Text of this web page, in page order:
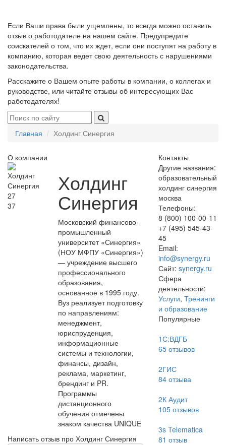
Если Ваши права были ущемлены, то всегда можно оставить
отзыв о работодателе на нашем сайте. Предупредите
соискателей о том, что их ждет, если они поступят на работу в
компанию, которая ведет свою деятельность с нарушениями
законодательства.
Расскажите о Вашем опыте работы в компании, о коллегах и
руководстве, или читайте отзывы об интересующих Вас
работодателях!
Главная Холдинг Синергия
О компании
27
37
Холдинг
Синергия
Московский финансово-
промышленный
университет «Синергия»
(НОУ МФПУ «Синергия»)
— учреждение высшего
профессионального
образования,
основанное в 1995 году.
Вуз реализует подготовку
по направлениям:
менеджмент,
юриспруденция,
информационные
системы и технологии,
финансы, дизайн,
реклама, маркетинг,
брендинг и PR.
Программы
дистанционного
обучения отмечены
знаком качества UNIQUE
Написать отзыв про Холдинг Синергия
Контакты
Другие названия:
образовательный
холдинг синергия
москва
Телефоны:
8 (800) 100-00-11
+7 (495) 545-43-
45
Email:
info@synergy.ru
Сайт: synergy.ru
Сфера
деятельности:
Услуги, Тренинги
и образование
Популярные
1С:ВДГБ
65отзывов
2ГИС
84отзыва
2К Аудит
105отзывов
3s Telematica
81 отзыв